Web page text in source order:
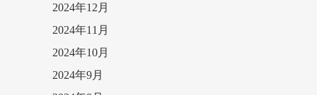
2024年12月
2024年11月
2024年10月
2024年9月